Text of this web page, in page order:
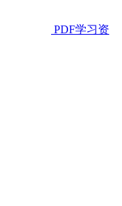
PDF学习资